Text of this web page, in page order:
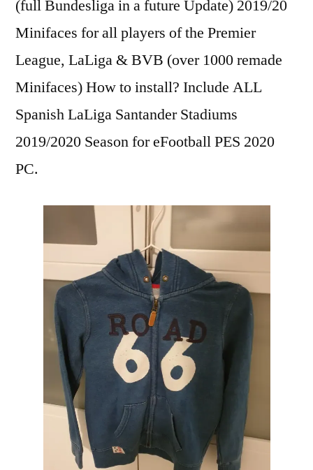
(full Bundesliga in a future Update) 2019/20
Minifaces for all players of the Premier
League, LaLiga & BVB (over 1000 remade
Minifaces) How to install? Include ALL
Spanish LaLiga Santander Stadiums
2019/2020 Season for eFootball PES 2020
PC.